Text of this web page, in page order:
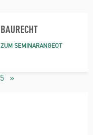
BAURECHT
ZUM SEMINARANGEOT
5 »